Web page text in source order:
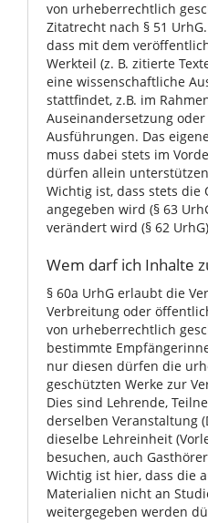
von urheberrechtlich
Zitatrecht nach § 51
dass mit dem
Werkteil (z. B. zitierte
eine wissenschaftliche
stattfindet, z.B. im
Auseinandersetzung
Ausführungen. Das
muss dabei stets im
dürfen allein
Wichtig ist, dass stets die
angegeben wird (§ 63
verändert wird (§ 62
Wem darf ich Inhalte
§ 60a UrhG erlaubt die
Verbreitung oder
von urheberrechtlich
bestimmte
nur diesen dürfen die
geschützten Werke zur
Dies sind Lehrende,
derselben Veranstaltung
dieselbe Lehreinheit
besuchen, auch
Wichtig ist hier, dass die
Materialien nicht an
weitergegeben werden